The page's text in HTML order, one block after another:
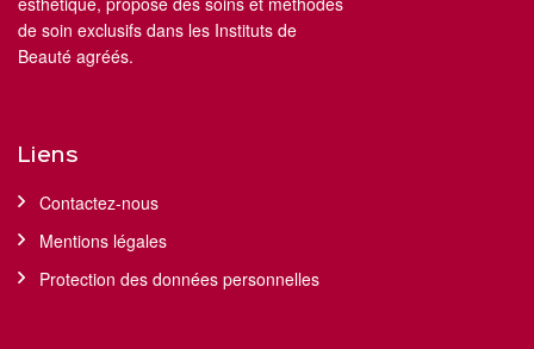
de soin exclusifs dans les Instituts de
Beauté agréés.
Liens
Contactez-nous
Mentions légales
Protection des données personnelles